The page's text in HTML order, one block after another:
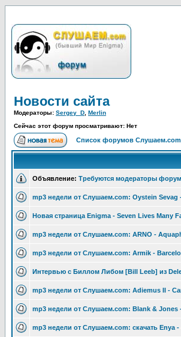
Новости сайта
Модераторы: Sergey_D Merlin
Сейчас этот форум просматривают: Нет
Список форумов Слушаем.com
Объявление: Требуются модераторы
mp3 недели от Слушаем.com: Oystein Sevag
Новая страница Enigma - Seven Lives Many
mp3 недели от Слушаем.com: ARNO -
mp3 недели от Слушаем.com: Armik -
Интервью с Биллом Либом [Bill Leeb] из
mp3 недели от Слушаем.com: Adiemus II -
mp3 недели от Слушаем.com: Blank & Jones
mp3 недели от Слушаем.com: cкачать Enya -